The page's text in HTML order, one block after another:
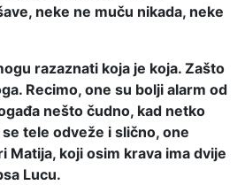
neke ne muču nikada, neke
razaznati koja je koja. Zašto
Recimo, one su bolji alarm od
nešto čudno, kad netko
tele odveže i slično, one
Matija, koji osim krava ima dvije
Lucu.